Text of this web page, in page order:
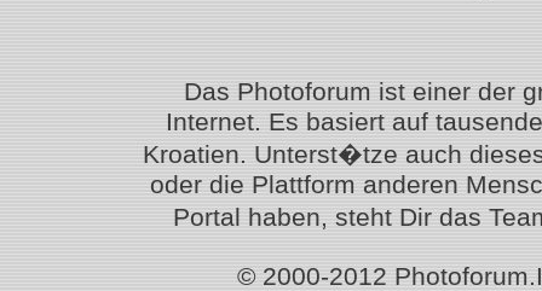
Das Photoforum ist einer der
Internet. Es basiert auf
Kroatien. Unterst�tze auch
oder die Plattform anderen
Portal haben, steht Dir das
© 2000-2012